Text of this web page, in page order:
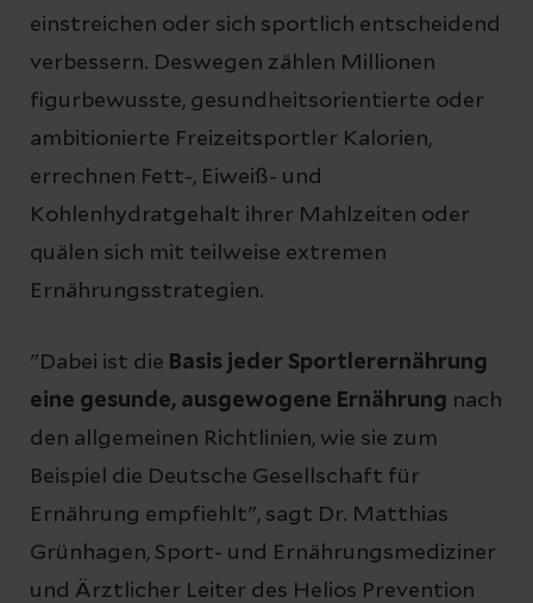
einstreichen oder sich sportlich entscheidend
verbessern. Deswegen zählen Millionen
figurbewusste, gesundheitsorientierte oder
ambitionierte Freizeitsportler Kalorien,
errechnen Fett-, Eiweiß- und
Kohlenhydratgehalt ihrer Mahlzeiten oder
quälen sich mit teilweise extremen
Ernährungsstrategien.
"Dabei ist die Basis jeder Sportlerernährung
eine gesunde, ausgewogene Ernährung nach
den allgemeinen Richtlinien, wie sie zum
Beispiel die Deutsche Gesellschaft für
Ernährung empfiehlt", sagt Dr. Matthias
Grünhagen, Sport- und Ernährungsmediziner
und Ärztlicher Leiter des Helios Prevention